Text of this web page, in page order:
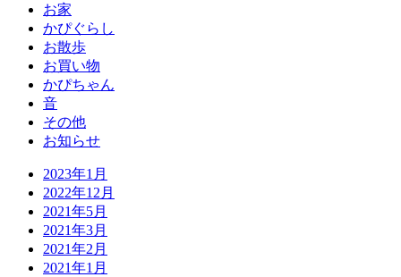
お家
かぴぐらし
お散歩
お買い物
かぴちゃん
音
その他
お知らせ
2023年1月
2022年12月
2021年5月
2021年3月
2021年2月
2021年1月